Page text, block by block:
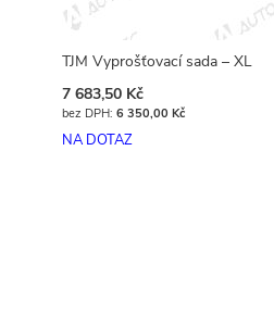
TJM Vyprošťovací sada – XL
7 683,50 Kč
6 350,00 Kč
NA DOTAZ